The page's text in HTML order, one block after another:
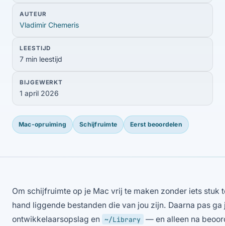
AUTEUR
Vladimir Chemeris
LEESTIJD
7 min leestijd
BIJGEWERKT
1 april 2026
Mac-opruiming Schijfruimte Eerst beoordelen
Om schijfruimte op je Mac vrij te maken zonder iets stuk
hand liggende bestanden die van jou zijn. Daarna pas
ontwikkelaarsopslag en
~/Library
— en alleen na